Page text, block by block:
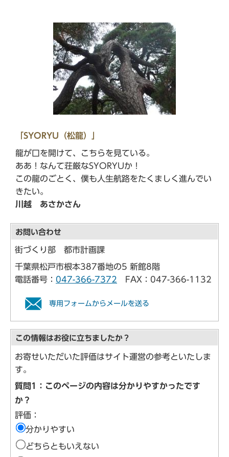
「SYORYU（松龍）」
龍が口を開けて、こちらを見ている。
ああ！なんて荘厳なSYORYUか！
この龍のごとく、僕も人生航路をたくましく進んでい
きたい。
川越 あさかさん
お問い合わせ
街づくり部 都市計画課
千葉県松戸市根本387番地の5 新館8階
電話番号： 047-366-7372 FAX：047-366-1132
専用フォームからメールを送る
この情報はお役に立ちましたか？
お寄せいただいた評価はサイト運営の参考といたしま
す。
質問1：このページの内容は分かりやすかったです
か？
評価：
分かりやすい
どちらともいえない